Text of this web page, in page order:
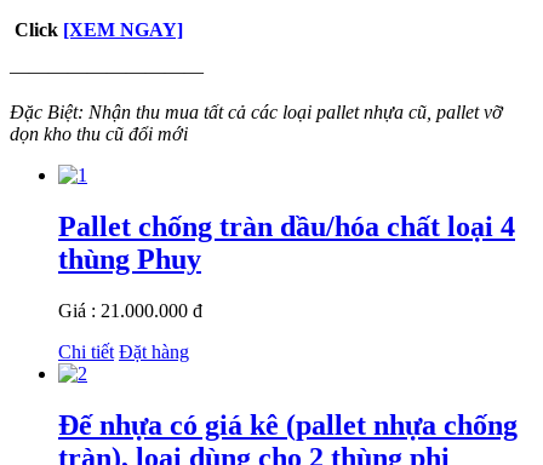
Click [XEM NGAY]
——————————
Đặc Biệt: Nhận thu mua tất cả các loại pallet nhựa cũ, pallet vỡ
dọn kho thu cũ đổi mới
Pallet chống tràn dầu/hóa chất loại 4
thùng Phuy
Giá : 21.000.000 đ
Chi tiết Đặt hàng
Đế nhựa có giá kê (pallet nhựa chống
tràn), loại dùng cho 2 thùng phi